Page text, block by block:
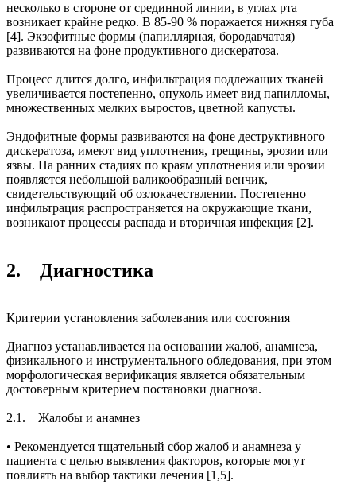
несколько в стороне от срединной линии, в углах рта
возникает крайне редко. В 85-90 % поражается нижняя губа
[4]. Экзофитные формы (папиллярная, бородавчатая)
развиваются на фоне продуктивного дискератоза.
Процесс длится долго, инфильтрация подлежащих тканей
увеличивается постепенно, опухоль имеет вид папилломы,
множественных мелких выростов, цветной капусты.
Эндофитные формы развиваются на фоне деструктивного
дискератоза, имеют вид уплотнения, трещины, эрозии или
язвы. На ранних стадиях по краям уплотнения или эрозии
появляется небольшой валикообразный венчик,
свидетельствующий об озлокачествлении. Постепенно
инфильтрация распространяется на окружающие ткани,
возникают процессы распада и вторичная инфекция [2].
2. Диагностика
Критерии установления заболевания или состояния
Диагноз устанавливается на основании жалоб, анамнеза,
физикального и инструментального обледования, при этом
морфологическая верификация является обязательным
достоверным критерием постановки диагноза.
2.1. Жалобы и анамнез
• Рекомендуется тщательный сбор жалоб и анамнеза у
пациента с целью выявления факторов, которые могут
повлиять на выбор тактики лечения [1,5].